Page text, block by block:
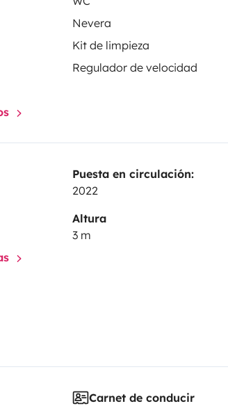
Nevera
Kit de limpieza
Regulador de velocidad
Puesta en circulación:
2022
Altura
3 m
Carnet de conducir